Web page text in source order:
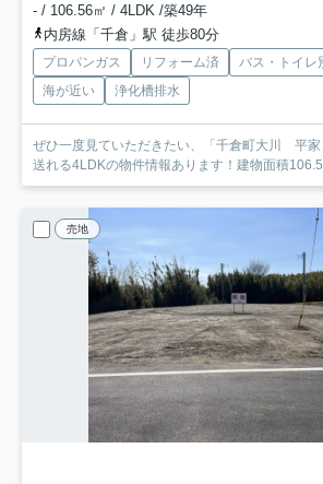
- / 106.56㎡ / 4LDK /築49年
内房線「千倉」駅 徒歩80分
プロパンガス リフォーム済 バス・トイレ
海が近い
浄化槽排水
ぜひ一度見ていただきたい、「千倉町大川 平家
送れる4LDKの物件情報あります！建物面積
売地